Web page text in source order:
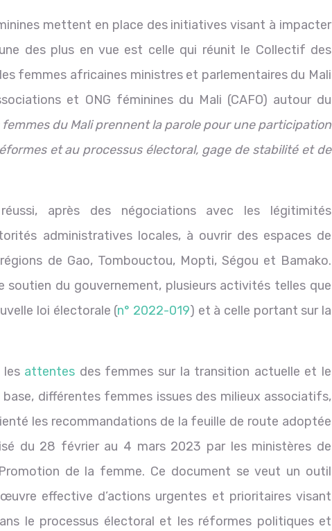
mettent en place des initiatives visant à impacter
des plus en vue est celle qui réunit le Collectif des
femmes africaines ministres et parlementaires du Mali
et ONG féminines du Mali (CAFO) autour du
du Mali prennent la parole pour une participation
et au processus électoral, gage de stabilité et de
après des négociations avec les légitimités
administratives locales, à ouvrir des espaces de
de Gao, Tombouctou, Mopti, Ségou et Bamako.
soutien du gouvernement, plusieurs activités telles que
loi électorale (n° 2022-019) et à celle portant sur la
les attentes des femmes sur la transition actuelle et le
différentes femmes issues des milieux associatifs,
les recommandations de la feuille de route adoptée
du 28 février au 4 mars 2023 par les ministères de
de la femme. Ce document se veut un outil
effective d’actions urgentes et prioritaires visant
le processus électoral et les réformes politiques et